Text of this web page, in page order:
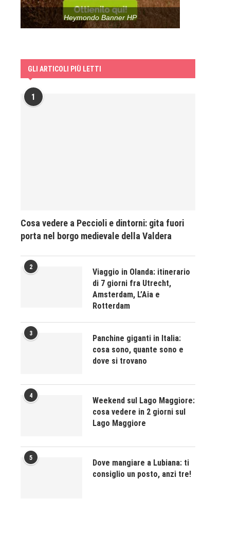
Heymondo Banner HP
GLI ARTICOLI PIÙ LETTI
1
Cosa vedere a Peccioli e dintorni: gita fuori
porta nel borgo medievale della Valdera
2
Viaggio in Olanda: itinerario
di 7 giorni fra Utrecht,
Amsterdam, L’Aia e
Rotterdam
3
Panchine giganti in Italia:
cosa sono, quante sono e
dove si trovano
4
Weekend sul Lago Maggiore:
cosa vedere in 2 giorni sul
Lago Maggiore
5
Dove mangiare a Lubiana: ti
consiglio un posto, anzi tre!